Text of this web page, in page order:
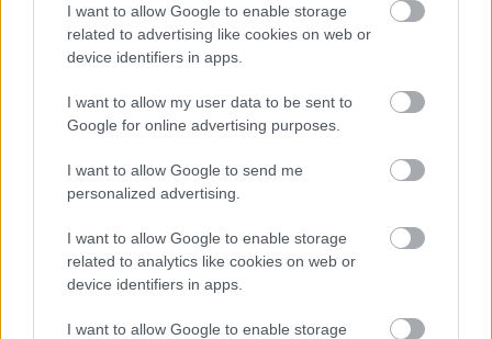
I want to allow Google to enable storage
related to advertising like cookies on web or
device identifiers in apps.
I want to allow my user data to be sent to
Google for online advertising purposes.
I want to allow Google to send me
personalized advertising.
I want to allow Google to enable storage
related to analytics like cookies on web or
device identifiers in apps.
I want to allow Google to enable storage
Atcelt Ziņot